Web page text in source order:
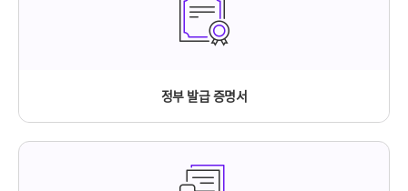
정부 발급 증명서